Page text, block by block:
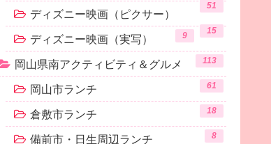
51
ディズニー映画（ピクサー）
15
ディズニー映画（実写） 9
岡山県南アクティビティ＆グルメ 113
岡山市ランチ 61
倉敷市ランチ 18
備前市・日生周辺ランチ 8